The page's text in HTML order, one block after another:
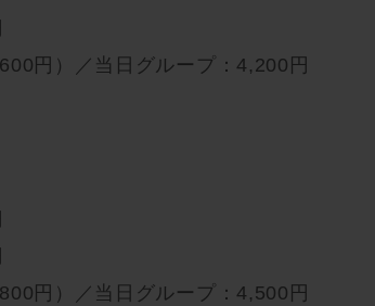
円）／当日グループ：4,200円
円）／当日グループ：4,500円